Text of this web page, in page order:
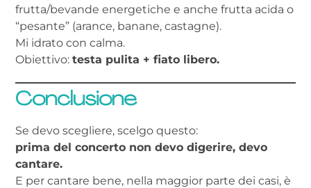
frutta/bevande energetiche e anche frutta acida o
“pesante” (arance, banane, castagne).
Mi idrato con calma.
Obiettivo: testa pulita + fiato libero.
Conclusione
Se devo scegliere, scelgo questo:
prima del concerto non devo digerire, devo
cantare.
E per cantare bene, nella maggior parte dei casi, è